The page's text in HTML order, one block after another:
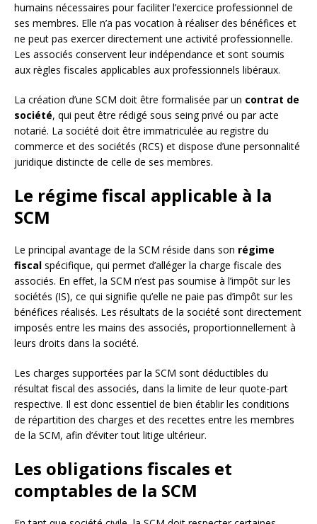
humains nécessaires pour faciliter l’exercice professionnel de
ses membres. Elle n’a pas vocation à réaliser des bénéfices et
ne peut pas exercer directement une activité professionnelle.
Les associés conservent leur indépendance et sont soumis
aux règles fiscales applicables aux professionnels libéraux.
La création d’une SCM doit être formalisée par un contrat de
société, qui peut être rédigé sous seing privé ou par acte
notarié. La société doit être immatriculée au registre du
commerce et des sociétés (RCS) et dispose d’une personnalité
juridique distincte de celle de ses membres.
Le régime fiscal applicable à la
SCM
Le principal avantage de la SCM réside dans son régime
fiscal spécifique, qui permet d’alléger la charge fiscale des
associés. En effet, la SCM n’est pas soumise à l’impôt sur les
sociétés (IS), ce qui signifie qu’elle ne paie pas d’impôt sur les
bénéfices réalisés. Les résultats de la société sont directement
imposés entre les mains des associés, proportionnellement à
leurs droits dans la société.
Les charges supportées par la SCM sont déductibles du
résultat fiscal des associés, dans la limite de leur quote-part
respective. Il est donc essentiel de bien établir les conditions
de répartition des charges et des recettes entre les membres
de la SCM, afin d’éviter tout litige ultérieur.
Les obligations fiscales et
comptables de la SCM